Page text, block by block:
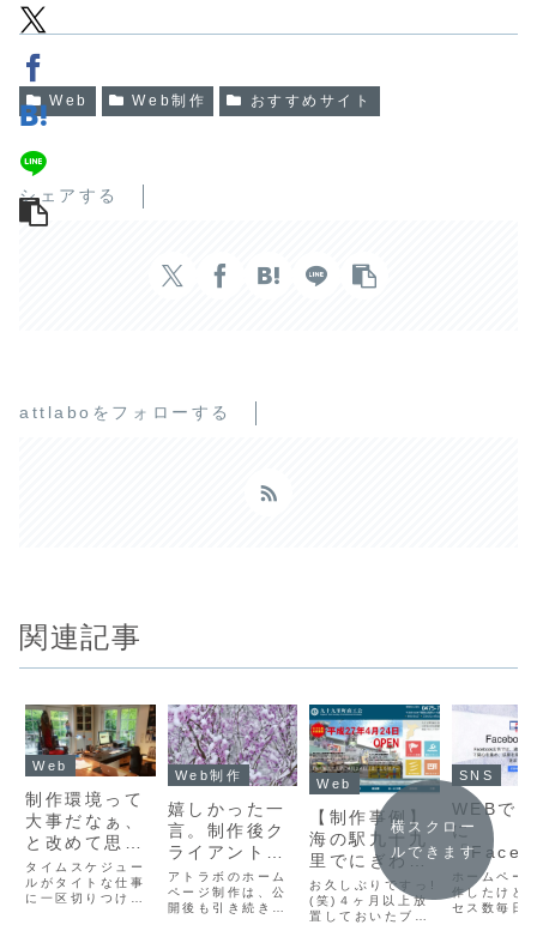
Web Web制作 おすすめサイト
シェアする
attlaboをフォローする
関連記事
Web
制作環境って
大事だなぁ、
と改めて思い
ました。
タイムスケジュー
ルがタイトな仕事
に一区切りつけ
Web制作
嬉しかった一
言。制作後ク
ライアントか
らいただいた
「おこと
ば」-2022冬
アトラボのホーム
ページ制作は、公
開後も引き続き管
Web
【制作事例】
海の駅九十九
里でにぎわ
う、地元の商
工会サイトを
制作したので
お久しぶりですっ!
(笑)４ヶ月以上放
置しておいたブロ
SNS
WEBで
に
「
広告、始
みません
か？」と
ホームペー
作したけど
セス数毎日
横スクロー
ルできます